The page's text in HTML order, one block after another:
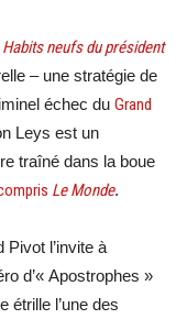
Habits neufs du président
– une stratégie de
échec du Grand
Leys est un
traîné dans la boue
Le Monde.
Pivot l’invite à
d’« Apostrophes »
étrille l’une des